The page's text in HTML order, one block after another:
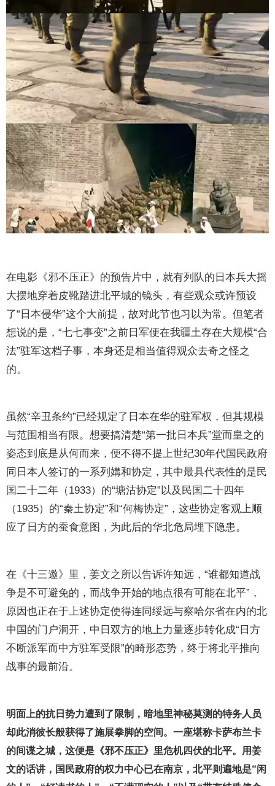
在电影《邪不压正》的预告片中，就有列队的日本兵大摇
大摆地穿着皮靴踏进北平城的镜头，有些观众或许预设
了“日本侵华”这个大前提，故对此节也习以为常。但笔者
想说的是，“七七事变”之前日军便在我疆土存在大规模“合
法”驻军这档子事，本身还是相当值得观众去奇之怪之
的。
虽然“辛丑条约”已经规定了日本在华的驻军权，但其规模
与范围相当有限。想要搞清楚“第一批日本兵”堂而皇之的
姿态到底是从何而来，便不得不提上世纪30年代国民政府
同日本人签订的一系列媾和协定，其中最具代表性的是民
国二十二年（1933）的“塘沽协定”以及民国二十四年
（1935）的“秦土协定”和“何梅协定”，这些协定客观上顺
应了日方的蚕食意图，为此后的华北危局埋下隐患。
在《十三邀》里，姜文之所以告诉许知远，“谁都知道战
争是不可避免的，而战争开始的地点很有可能在北平”，
原因也正在于上述协定使得连同绥远与察哈尔省在内的北
中国的门户洞开，中日双方的地上力量逐步转化成“日方
不断派军而中方驻军受限”的畸形态势，终于将北平推向
战事的最前沿。
明面上的抗日势力遭到了限制，暗地里神秘莫测的特务人员
却此消彼长般获得了施展拳脚的空间。一座堪称卡萨布兰卡
的间谍之城，这便是《邪不压正》里危机四伏的北平。用姜
文的话讲，国民政府的权力中心已在南京，北平则遍地是“闲